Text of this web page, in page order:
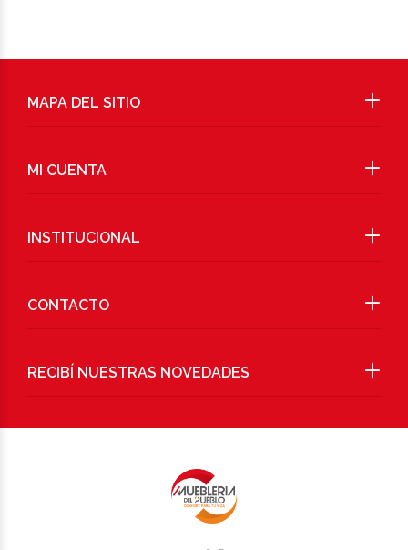
RECIBÍ NUESTRAS NOVEDADES
MAPA DEL SITIO
MI CUENTA
INSTITUCIONAL
CONTACTO